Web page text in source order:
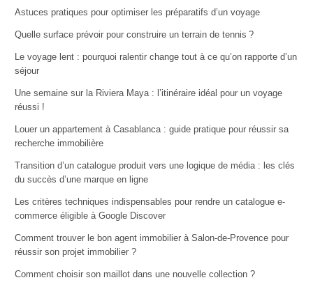
Astuces pratiques pour optimiser les préparatifs d’un voyage
Quelle surface prévoir pour construire un terrain de tennis ?
Le voyage lent : pourquoi ralentir change tout à ce qu’on rapporte d’un
séjour
Une semaine sur la Riviera Maya : l’itinéraire idéal pour un voyage
réussi !
Louer un appartement à Casablanca : guide pratique pour réussir sa
recherche immobilière
Transition d’un catalogue produit vers une logique de média : les clés
du succès d’une marque en ligne
Les critères techniques indispensables pour rendre un catalogue e-
commerce éligible à Google Discover
Comment trouver le bon agent immobilier à Salon-de-Provence pour
réussir son projet immobilier ?
Comment choisir son maillot dans une nouvelle collection ?